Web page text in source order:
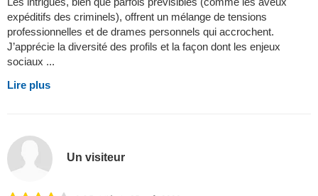
expéditifs des criminels), offrent un mélange de tensions
professionnelles et de drames personnels qui accrochent.
J’apprécie la diversité des profils et la façon dont les enjeux
sociaux ...
Lire plus
Un visiteur